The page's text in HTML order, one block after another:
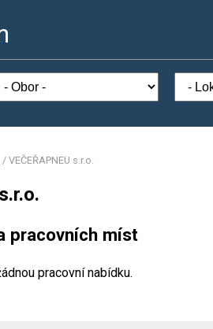
/ VEČEŘAPNEU s.r.o.
pracovních míst
pracovní nabídku.